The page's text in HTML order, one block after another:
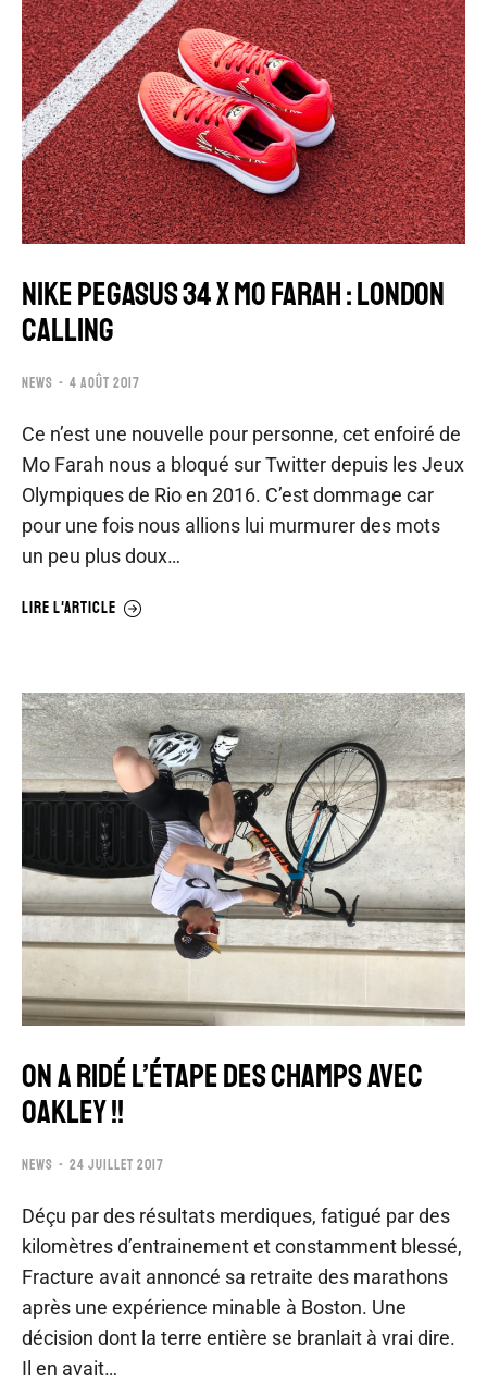
NIKE PEGASUS 34 x MO FARAH : LONDON
CALLING
NEWS 4 AOÛT 2017
Ce n’est une nouvelle pour personne, cet enfoiré de
Mo Farah nous a bloqué sur Twitter depuis les Jeux
Olympiques de Rio en 2016. C’est dommage car
pour une fois nous allions lui murmurer des mots
un peu plus doux…
LIRE L'ARTICLE
ON A RIDÉ L’ÉTAPE DES CHAMPS AVEC
OAKLEY !!
NEWS 24 JUILLET 2017
Déçu par des résultats merdiques, fatigué par des
kilomètres d’entrainement et constamment blessé,
Fracture avait annoncé sa retraite des marathons
après une expérience minable à Boston. Une
décision dont la terre entière se branlait à vrai dire.
Il en avait…